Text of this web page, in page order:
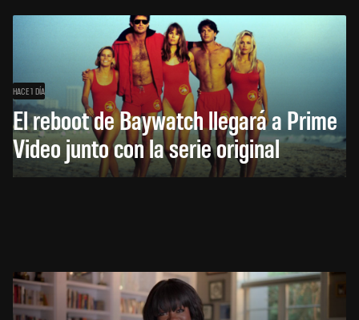
HACE 1 DÍA
El reboot de Baywatch llegará a Prime
Video junto con la serie original